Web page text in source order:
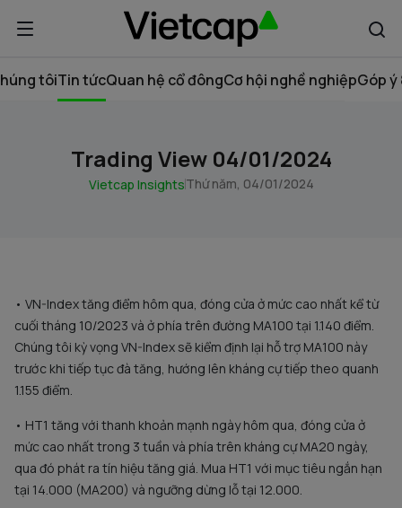
tôiTin tứcQuan hệ cổ đôngCơ hội nghề nghiệpGóp ý
Trading View 04/01/2024
Vietcap InsightsThứ năm, 04/01/2024
• VN-Index tăng điểm hôm qua, đóng cửa ở mức cao nhất kể từ
cuối tháng 10/2023 và ở phía trên đường MA100 tại 1.140 điểm.
Chúng tôi kỳ vọng VN-Index sẽ kiểm định lại hỗ trợ MA100 này
trước khi tiếp tục đà tăng, hướng lên kháng cự tiếp theo quanh
1.155 điểm.
• HT1 tăng với thanh khoản mạnh ngày hôm qua, đóng cửa ở
mức cao nhất trong 3 tuần và phía trên kháng cự MA20 ngày,
qua đó phát ra tín hiệu tăng giá. Mua HT1 với mục tiêu ngắn hạn
tại 14.000 (MA200) và ngưỡng dừng lỗ tại 12.000.